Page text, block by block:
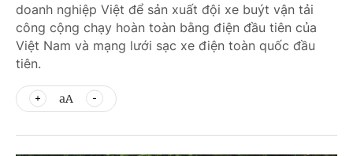
doanh nghiệp Việt để sản xuất đội xe buýt vận tải
công cộng chạy hoàn toàn bằng điện đầu tiên của
Việt Nam và mạng lưới sạc xe điện toàn quốc đầu
tiên.
aA